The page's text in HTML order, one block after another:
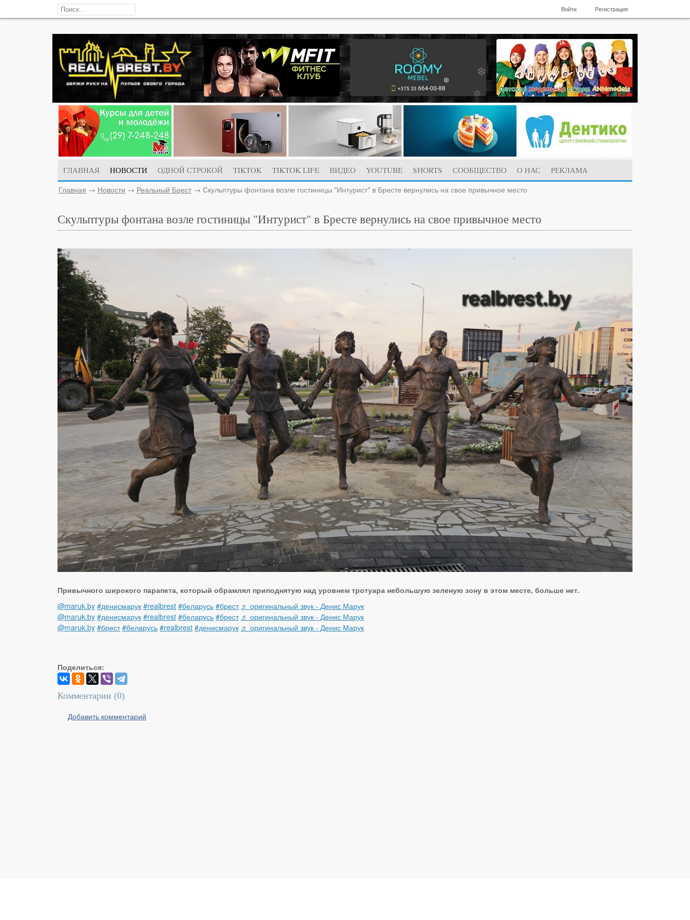
Войти Регистрация
ГЛАВНАЯ НОВОСТИ ОДНОЙ СТРОКОЙ TIKTOK TIKTOK LIFE ВИДЕО YOUTUBE SHORTS СООБЩЕСТВО О НАС
РЕКЛАМА
Главная → Новости → Реальный Брест → Скульптуры фонтана возле гостиницы "Интурист" в Бресте вернулись на свое привычное место
Скульптуры фонтана возле гостиницы "Интурист" в Бресте вернулись на свое привычное место
Привычного широкого парапета, который обрамлял приподнятую над уровнем тротуара небольшую зеленую зону в этом месте, больше нет.
@maruk.by #денисмарук #realbrest #беларусь #брест ♬ оригинальный звук - Денис Марук
@maruk.by #денисмарук #realbrest #беларусь #брест ♬ оригинальный звук - Денис Марук
@maruk.by #брест #беларусь #realbrest #денисмарук ♬ оригинальный звук - Денис Марук
Поделиться:
Комментарии (0)
Добавить комментарий